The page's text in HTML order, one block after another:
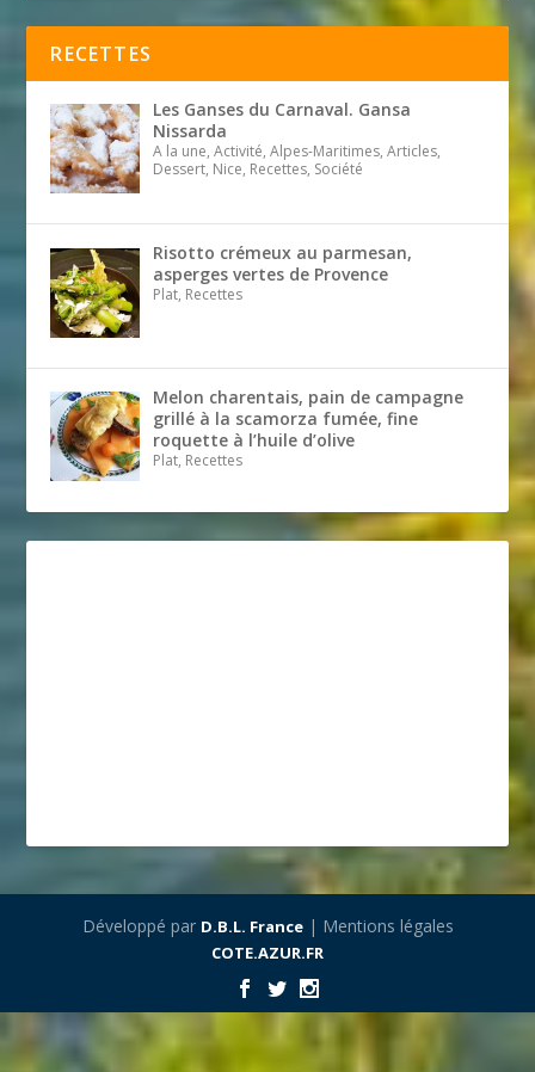
RECETTES
Les Ganses du Carnaval. Gansa
Nissarda
A la une, Activité, Alpes-Maritimes, Articles,
Dessert, Nice, Recettes, Société
Risotto crémeux au parmesan,
asperges vertes de Provence
Plat, Recettes
Melon charentais, pain de campagne
grillé à la scamorza fumée, fine
roquette à l’huile d’olive
Plat, Recettes
Développé par D.B.L. France| Mentions légales
COTE.AZUR.FR